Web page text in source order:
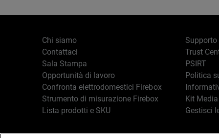
senza una risposta operativa 24/7 rimangono
affiancano WatchGuard MDR per trasformare
gli alert in azioni rapide.
Chi siamo
Contattaci
Sala Stampa
Opportunità di lavoro
Confronta elettrodomestici Firebox
Strumento di misurazione Firebox
Lista prodotti e SKU
Supporto
Trust
PSIRT
Politica
Kit
Gestisci